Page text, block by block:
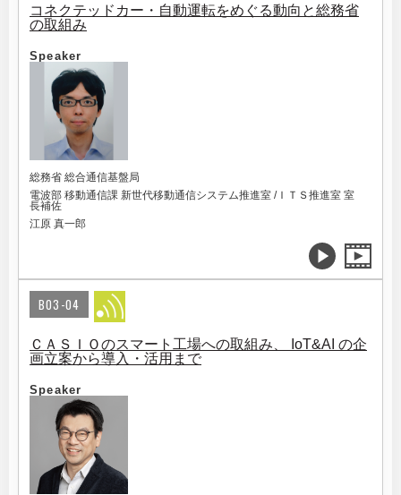
コネクテッドカー・自動運転をめぐる動向と総務省
の取組み
Speaker
総務省 総合通信基盤局
電波部 移動通信課 新世代移動通信システム推進室 /ＩＴＳ推進室 室
長補佐
江原 真一郎
B03-04
ＣＡＳＩＯのスマート工場への取組み、 IoT&AI の企
画立案から導入・活用まで
Speaker